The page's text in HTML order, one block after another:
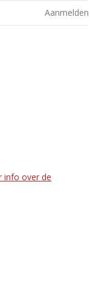
Aanmelden
info over de